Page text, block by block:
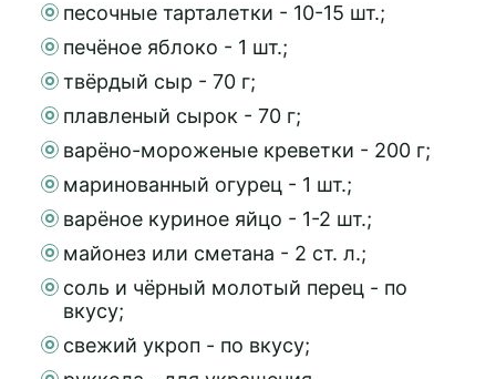
песочные тарталетки - 10-15 шт.;
печёное яблоко - 1 шт.;
твёрдый сыр - 70 г;
плавленый сырок - 70 г;
варёно-мороженые креветки - 200 г;
маринованный огурец - 1 шт.;
варёное куриное яйцо - 1-2 шт.;
майонез или сметана - 2 ст. л.;
соль и чёрный молотый перец - по
вкусу;
свежий укроп - по вкусу;